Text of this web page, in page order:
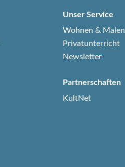
Unser Service
Wohnen & Malen
Privatunterricht
Newsletter
Partnerschaften
KultNet